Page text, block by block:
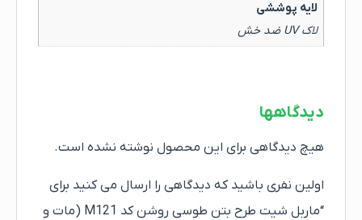
لایه پوششی
لاک UV ضد خش
دیدگاهها
هیچ دیدگاهی برای این محصول نوشته نشده است.
اولین نفری باشید که دیدگاهی را ارسال می کنید برای
“ماربل شیت طرح بتن طوسی روشن کد M121 (مات و